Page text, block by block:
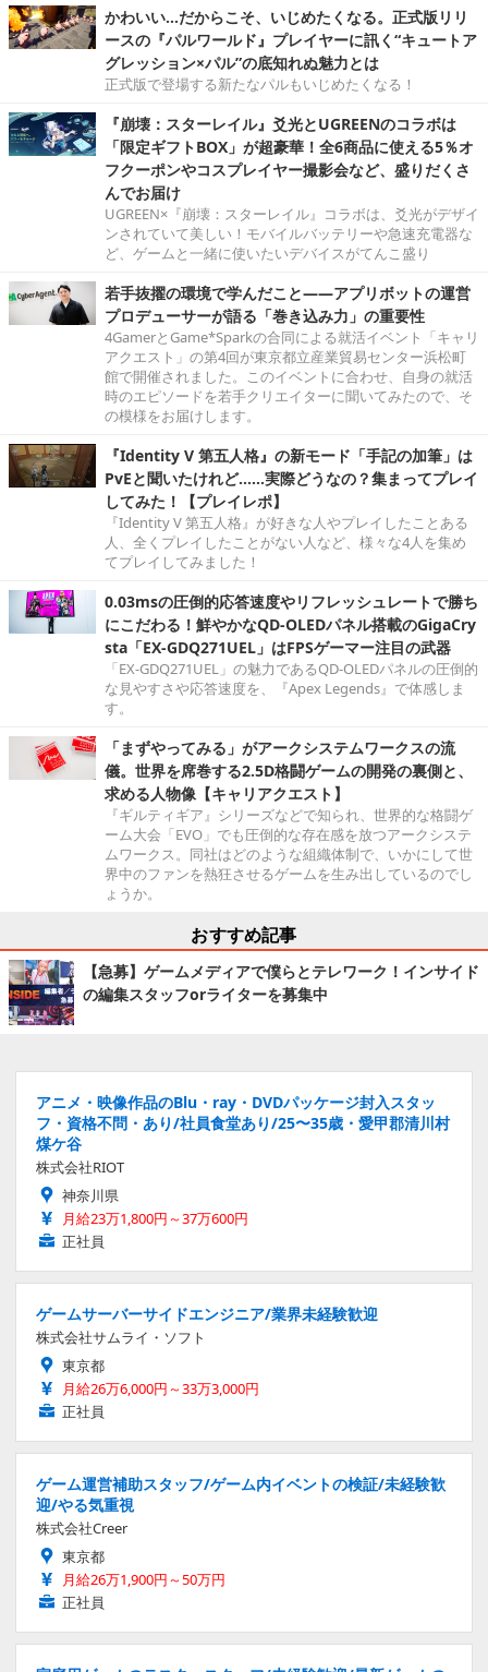
かわいい…だからこそ、いじめたくなる。正式版リリ
ースの『パルワールド』プレイヤーに訊く“キュートア
グレッション×パル”の底知れぬ魅力とは
正式版で登場する新たなパルもいじめたくなる！
『崩壊：スターレイル』爻光とUGREENのコラボは
「限定ギフトBOX」が超豪華！全6商品に使える5％オ
フクーポンやコスプレイヤー撮影会など、盛りだくさ
んでお届け
UGREEN×『崩壊：スターレイル』コラボは、爻光がデザイ
ンされていて美しい！モバイルバッテリーや急速充電器な
ど、ゲームと一緒に使いたいデバイスがてんこ盛り
若手抜擢の環境で学んだこと――アプリボットの運営
プロデューサーが語る「巻き込み力」の重要性
4GamerとGame*Sparkの合同による就活イベント「キャリ
アクエスト」の第4回が東京都立産業貿易センター浜松町
館で開催されました。このイベントに合わせ、自身の就活
時のエピソードを若手クリエイターに聞いてみたので、そ
の模様をお届けします。
『Identity V 第五人格』の新モード「手記の加筆」は
PvEと聞いたけれど……実際どうなの？集まってプレイ
してみた！【プレイレポ】
『Identity V 第五人格』が好きな人やプレイしたことある
人、全くプレイしたことがない人など、様々な4人を集め
てプレイしてみました！
0.03msの圧倒的応答速度やリフレッシュレートで勝ち
にこだわる！鮮やかなQD-OLEDパネル搭載のGigaCry
sta「EX-GDQ271UEL」はFPSゲーマー注目の武器
「EX-GDQ271UEL」の魅力であるQD-OLEDパネルの圧倒的
な見やすさや応答速度を、『Apex Legends』で体感しま
す。
「まずやってみる」がアークシステムワークスの流
儀。世界を席巻する2.5D格闘ゲームの開発の裏側と、
求める人物像【キャリアクエスト】
『ギルティギア』シリーズなどで知られ、世界的な格闘ゲ
ーム大会「EVO」でも圧倒的な存在感を放つアークシステ
ムワークス。同社はどのような組織体制で、いかにして世
界中のファンを熱狂させるゲームを生み出しているのでし
ょうか。
おすすめ記事
【急募】ゲームメディアで僕らとテレワーク！インサイド
の編集スタッフorライターを募集中
アニメ・映像作品のBlu・ray・DVDパッケージ封入スタッ
フ・資格不問・あり/社員食堂あり/25〜35歳・愛甲郡清川村
煤ケ谷
株式会社RIOT
神奈川県
月給23万1,800円～37万600円
正社員
ゲームサーバーサイドエンジニア/業界未経験歓迎
株式会社サムライ・ソフト
東京都
月給26万6,000円～33万3,000円
正社員
ゲーム運営補助スタッフ/ゲーム内イベントの検証/未経験歓
迎/やる気重視
株式会社Creer
東京都
月給26万1,900円～50万円
正社員